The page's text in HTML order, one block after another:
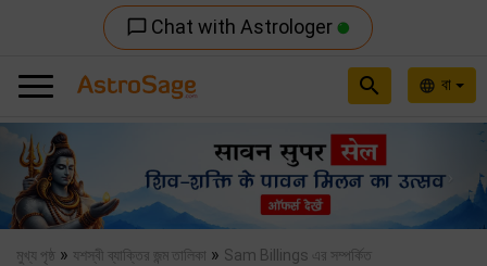
chat_bubble_outline Chat with Astrologer
language বা
search
Previous
মুখ্য পৃষ্ঠ » যশস্বী ব্যাক্তির জন্ম তালিকা » Sam Billings এর সম্পর্কিত